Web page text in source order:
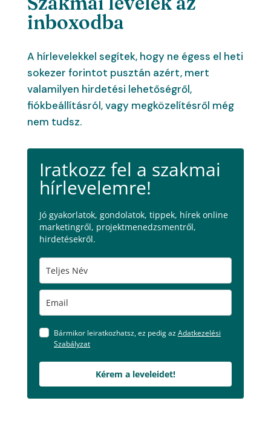
inboxodba
A hírlevelekkel segítek, hogy ne égess el heti
sokezer forintot pusztán azért, mert
valamilyen hirdetési lehetőségről,
fiókbeállításról, vagy megközelítésről még
nem tudsz.
Iratkozz fel a szakmai
hírlevelemre!
Jó gyakorlatok, gondolatok, tippek, hírek online
marketingről, projektmenedzsmentről,
hirdetésekről.
Bármikor leiratkozhatsz, ez pedig azAdatkezelési
Szabályzat
Kérem a leveleidet!